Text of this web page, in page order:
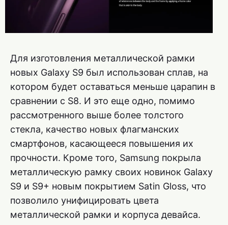
Для изготовления металлической рамки
новых Galaxy S9 был использован сплав, на
котором будет оставаться меньше царапин в
сравнении с S8. И это еще одно, помимо
рассмотренного выше более толстого
стекла, качество новых флагманских
смартфонов, касающееся повышения их
прочности. Кроме того, Samsung покрыла
металлическую рамку своих новинок Galaxy
S9 и S9+ новым покрытием Satin Gloss, что
позволило унифицировать цвета
металлической рамки и корпуса девайса.